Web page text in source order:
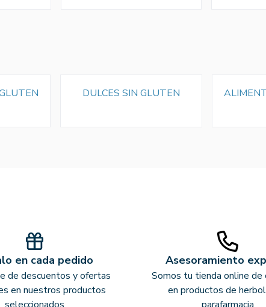
DULCES SIN GLUTEN
en cada pedido
de descuentos y ofertas
en nuestros productos
Asesoramiento
Somos tu tienda online de
en productos de